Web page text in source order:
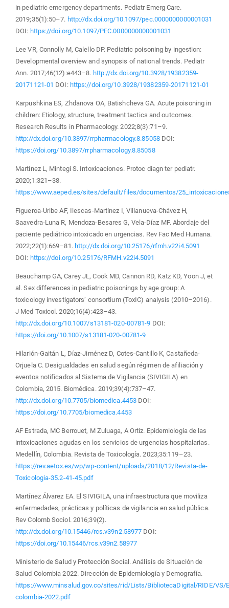
in pediatric emergency departments. Pediatr Emerg Care.
2019;35(1):50–7. http://dx.doi.org/10.1097/pec.0000000000001031
DOI: https://doi.org/10.1097/PEC.0000000000001031
Lee VR, Connolly M, Calello DP. Pediatric poisoning by ingestion:
Developmental overview and synopsis of national trends. Pediatr
Ann. 2017;46(12):e443–8. http://dx.doi.org/10.3928/19382359-
20171121-01 DOI: https://doi.org/10.3928/19382359-20171121-01
Karpushkina ES, Zhdanova OA, Batishcheva GA. Acute poisoning in
children: Etiology, structure, treatment tactics and outcomes.
Research Results in Pharmacology. 2022;8(3):71–9.
http://dx.doi.org/10.3897/rrpharmacology.8.85058DOI:
https://doi.org/10.3897/rrpharmacology.8.85058
Martínez L, Mintegi S. Intoxicaciones. Protoc diagn ter pediatr.
2020;1:321–38.
https://www.aeped.es/sites/default/files/documentos/
Figueroa-Uribe AF, Ilescas-Martínez I, Villanueva-Chávez H,
Saavedra-Luna R, Mendoza-Besares G, Vela-Díaz MF. Abordaje del
paciente pediátrico intoxicado en urgencias. Rev Fac Med Humana.
2022;22(1):669–81. http://dx.doi.org/10.25176/rfmh.v22i4.5091
DOI: https://doi.org/10.25176/RFMH.v22i4.5091
Beauchamp GA, Carey JL, Cook MD, Cannon RD, Katz KD, Yoon J, et
al. Sex differences in pediatric poisonings by age group: A
toxicology investigators’ consortium (ToxIC) analysis (2010–2016).
J Med Toxicol. 2020;16(4):423–43.
http://dx.doi.org/10.1007/s13181-020-00781-9 DOI:
https://doi.org/10.1007/s13181-020-00781-9
Hilarión-Gaitán L, Díaz-Jiménez D, Cotes-Cantillo K, Castañeda-
Orjuela C. Desigualdades en salud según régimen de afiliación y
eventos notificados al Sistema de Vigilancia (SIVIGILA) en
Colombia, 2015. Biomédica. 2019;39(4):737–47.
http://dx.doi.org/10.7705/biomedica.4453 DOI:
https://doi.org/10.7705/biomedica.4453
AF Estrada, MC Berrouet, M Zuluaga, A Ortiz. Epidemiología de las
intoxicaciones agudas en los servicios de urgencias hospitalarias.
Medellín, Colombia. Revista de Toxicología. 2023;35:119–23.
https://rev.aetox.es/wp/wp-content/uploads/2018/12/Revista-de-
Toxicologia-35.2-41-45.pdf
Martínez Álvarez EA. El SIVIGILA, una infraestructura que moviliza
enfermedades, prácticas y políticas de vigilancia en salud pública.
Rev Colomb Sociol. 2016;39(2).
http://dx.doi.org/10.15446/rcs.v39n2.58977 DOI:
https://doi.org/10.15446/rcs.v39n2.58977
Ministerio de Salud y Protección Social. Análisis de Situación de
Salud Colombia 2022. Dirección de Epidemiología y Demografía.
https://www.minsalud.gov.co/sites/rid/Lists/BibliotecaDigital/RIDE/VS/
colombia-2022.pdf